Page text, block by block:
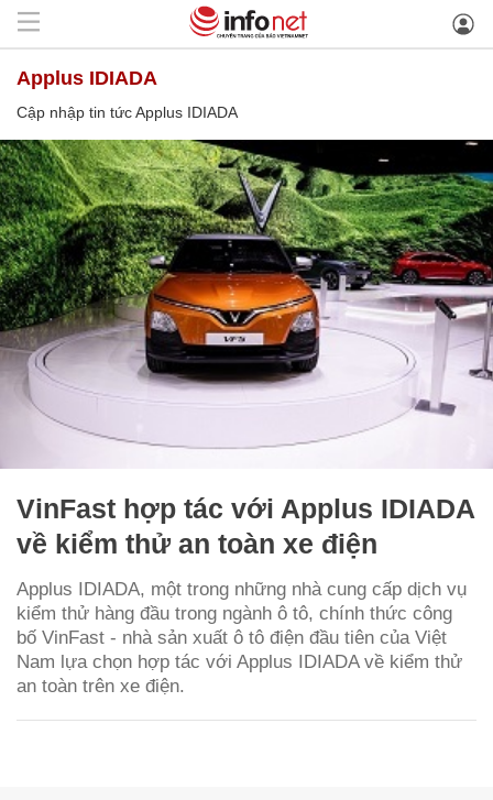
Applus IDIADA
Cập nhập tin tức Applus IDIADA
VinFast hợp tác với Applus IDIADA
về kiểm thử an toàn xe điện
Applus IDIADA, một trong những nhà cung cấp dịch vụ
kiểm thử hàng đầu trong ngành ô tô, chính thức công
bố VinFast - nhà sản xuất ô tô điện đầu tiên của Việt
Nam lựa chọn hợp tác với Applus IDIADA về kiểm thử
an toàn trên xe điện.